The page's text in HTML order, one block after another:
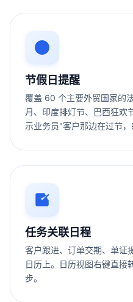
节假日提醒
覆盖 60 个主要外贸国家的
月、印度排灯节、巴西狂
示业务员"客户那边在过节，
任务关联日程
客户跟进、订单交期、单证
日历上。日历视图右键直接
步。